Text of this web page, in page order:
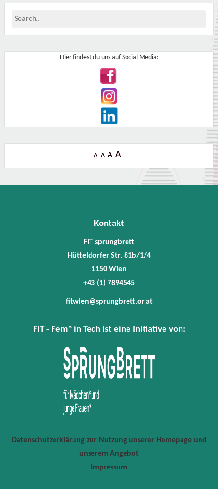
Hier findest du uns auf Social Media:
A A A A
Kontakt
FIT sprungbrett
Hütteldorfer Str. 81b/1/4
1150 Wien
+43 (1) 7894545
fitwien@sprungbrett.or.at
FIT - Fem* in Tech ist eine Initiative von:
Datenschutzerklärung zur Nutzung unserer Homepage und
unserem Angebot
Impressum